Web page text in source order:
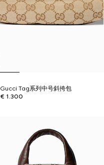
Gucci Tag系列中号斜挎包
€ 1.300